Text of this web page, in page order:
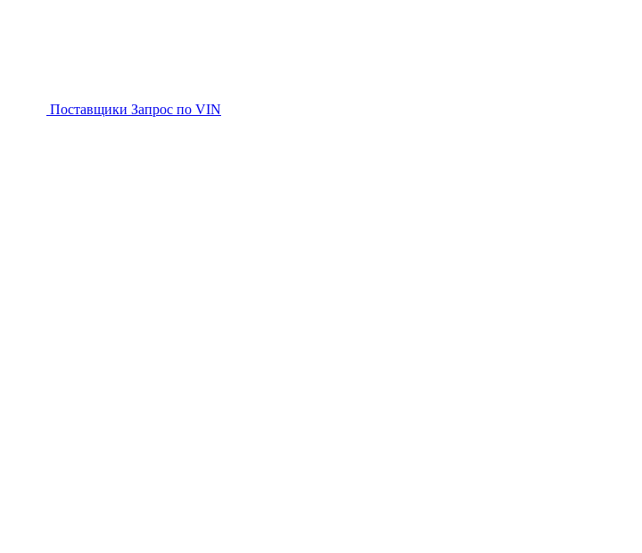
Поставщики Запрос по VIN